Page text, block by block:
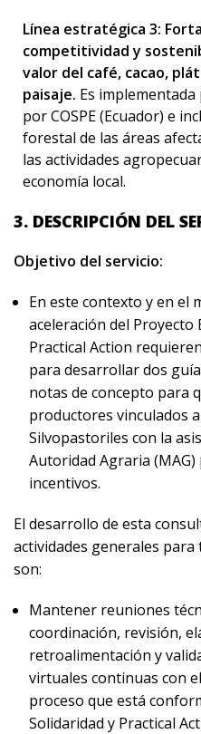
Línea estratégica 3:
competitividad y
valor del café, cacao,
paisaje. Es
por COSPE (Ecuador) e
forestal de las áreas
las actividades
economía local.
3. DESCRIPCIÓN DEL
Objetivo del servicio:
En este contexto y en el
aceleración del Proyecto
Practical Action
para desarrollar dos
notas de concepto para
productores vinculados
Silvopastoriles con la
Autoridad Agraria (MAG)
incentivos.
El desarrollo de esta
actividades generales
son:
Mantener reuniones
coordinación, revisión,
retroalimentación y
virtuales continuas con
proceso que está
Solidaridad y Practical